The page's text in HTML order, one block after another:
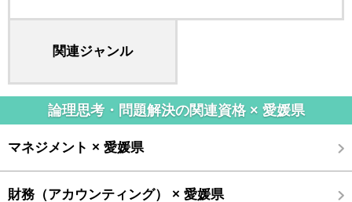
関連ジャンル
論理思考・問題解決の関連資格 × 愛媛県
マネジメント × 愛媛県
財務（アカウンティング） × 愛媛県